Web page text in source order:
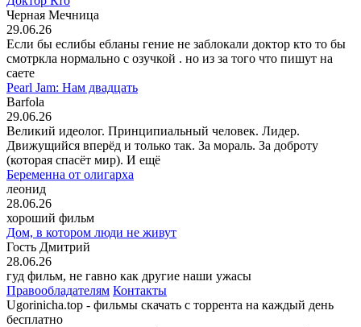
Черная Мечница
29.06.26
Если бы еслибы ебланы гение не заблокали доктор кто то бы
смотркла нормально с озучкой . но из за того что пишут на
саете
Pearl Jam: Нам двадцать
Barfola
29.06.26
Великий идеолог. Принципиальный человек. Лидер.
Движущийся вперёд и только так. За мораль. За доброту
(которая спасёт мир). И ещё
Беременна от олигарха
леонид
28.06.26
хороший фильм
Дом, в котором люди не живут
Гость Дмитрий
28.06.26
гуд фильм, не гавно как другие наши ужасы
Правообладателям Контакты
Ugorinicha.top - фильмы скачать с торрента на каждый день
бесплатно